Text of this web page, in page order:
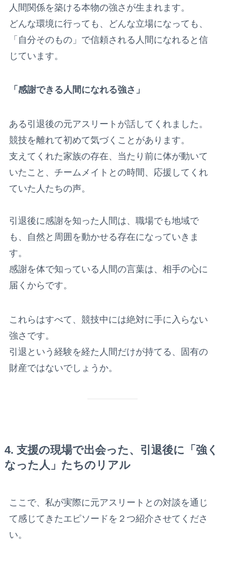
人間関係を築ける本物の強さが生まれます。
どんな環境に行っても、どんな立場になっても、
「自分そのもの」で信頼される人間になれると信
じています。
「感謝できる人間になれる強さ」
ある引退後の元アスリートが話してくれました。
競技を離れて初めて気づくことがあります。
支えてくれた家族の存在、当たり前に体が動いて
いたこと、チームメイトとの時間、応援してくれ
ていた人たちの声。
引退後に感謝を知った人間は、職場でも地域で
も、自然と周囲を動かせる存在になっていきま
す。
感謝を体で知っている人間の言葉は、相手の心に
届くからです。
これらはすべて、競技中には絶対に手に入らない
強さです。
引退という経験を経た人間だけが持てる、固有の
財産ではないでしょうか。
4. 支援の現場で出会った、引退後に「強く
なった人」たちのリアル
ここで、私が実際に元アスリートとの対談を通じ
て感じてきたエピソードを２つ紹介させてくださ
い。